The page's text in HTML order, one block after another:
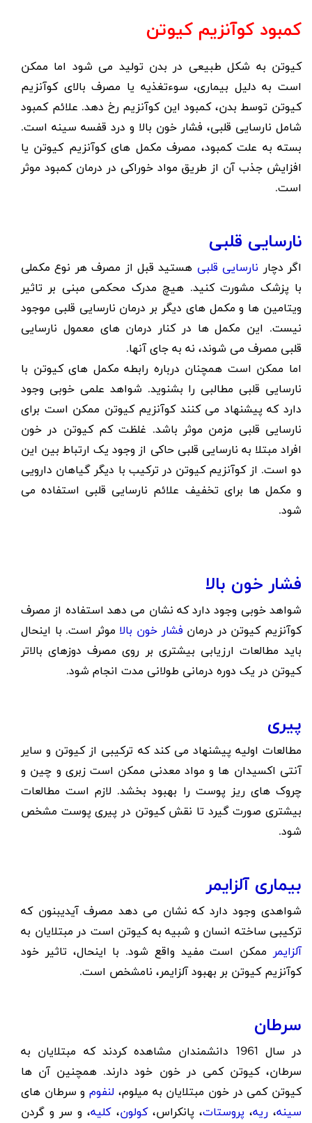
کمبود کوآنزیم کیوتن
کیوتن به شکل طبیعی در بدن تولید می شود اما ممکن
است به دلیل بیماری، سوءتغذیه یا مصرف بالای کوآنزیم
کیوتن توسط بدن، کمبود این کوآنزیم رخ دهد. علائم کمبود
شامل نارسایی قلبی، فشار خون بالا و درد قفسه سینه است.
بسته به علت کمبود، مصرف مکمل های کوآنزیم کیوتن یا
افزایش جذب آن از طریق مواد خوراکی در درمان کمبود موثر
است.
نارسایی قلبی
اگر دچار نارسایی قلبی هستید قبل از مصرف هر نوع مکملی
با پزشک مشورت کنید. هیچ مدرک محکمی مبنی بر تاثیر
ویتامین ها و مکمل های دیگر بر درمان نارسایی قلبی موجود
نیست. این مکمل ها در کنار درمان های معمول نارسایی
قلبی مصرف می شوند، نه به جای آنها.
اما ممکن است همچنان درباره رابطه مکمل های کیوتن با
نارسایی قلبی مطالبی را بشنوید. شواهد علمی خوبی وجود
دارد که پیشنهاد می کنند کوآنزیم کیوتن ممکن است برای
نارسایی قلبی مزمن موثر باشد. غلظت کم کیوتن در خون
افراد مبتلا به نارسایی قلبی حاکی از وجود یک ارتباط بین این
دو است. از کوآنزیم کیوتن در ترکیب با دیگر گیاهان دارویی
و مکمل ها برای تخفیف علائم نارسایی قلبی استفاده می
شود.
فشار خون بالا
شواهد خوبی وجود دارد که نشان می دهد استفاده از مصرف
کوآنزیم کیوتن در درمان فشار خون بالا موثر است. با اینحال
باید مطالعات ارزیابی بیشتری بر روی مصرف دوزهای بالاتر
کیوتن در یک دوره درمانی طولانی مدت انجام شود.
پیری
مطالعات اولیه پیشنهاد می کند که ترکیبی از کیوتن و سایر
آنتی اکسیدان ها و مواد معدنی ممکن است زبری و چین و
چروک های ریز پوست را بهبود بخشد. لازم است مطالعات
بیشتری صورت گیرد تا نقش کیوتن در پیری پوست مشخص
شود.
بیماری آلزایمر
شواهدی وجود دارد که نشان می دهد مصرف آیدیبنون که
ترکیبی ساخته انسان و شبیه به کیوتن است در مبتلایان به
آلزایمر ممکن است مفید واقع شود. با اینحال، تاثیر خود
کوآنزیم کیوتن بر بهبود آلزایمر، نامشخص است.
سرطان
در سال 1961 دانشمندان مشاهده کردند که مبتلایان به
سرطان، کیوتن کمی در خون خود دارند. همچنین آن ها
کیوتن کمی در خون مبتلایان به میلوم، لنفوم و سرطان های
سینه،ریه، پروستات، پانکراس،کولون،کلیه، و سر و گردن